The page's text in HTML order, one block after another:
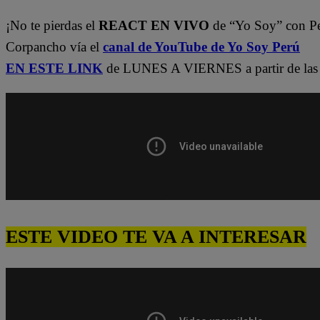
¡No te pierdas el REACT EN VIVO de “Yo Soy” con
Corpancho vía el canal de YouTube de Yo Soy Perú
EN ESTE LINK de LUNES A VIERNES a partir de
ESTE VIDEO TE VA A INTERESAR